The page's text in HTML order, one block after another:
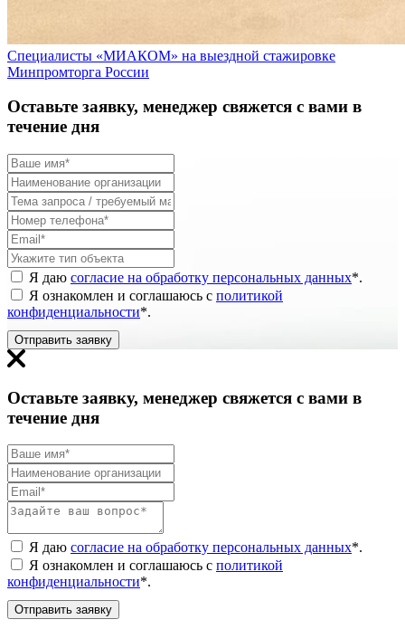
Специалисты «МИАКОМ» на выездной стажировке
Минпромторга России
Оставьте заявку, менеджер свяжется с вами в
течение дня
Я даю согласие на обработку персональных данных*.
Я ознакомлен и соглашаюсь с политикой
конфиденциальности*.
Отправить заявку
Оставьте заявку, менеджер свяжется с вами в
течение дня
Я даю согласие на обработку персональных данных*.
Я ознакомлен и соглашаюсь с политикой
конфиденциальности*.
Отправить заявку